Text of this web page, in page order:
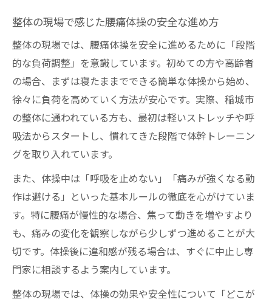
整体の現場で感じた腰痛体操の安全な進め方
整体の現場では、腰痛体操を安全に進めるために「段階
的な負荷調整」を意識しています。初めての方や高齢者
の場合、まずは寝たままでできる簡単な体操から始め、
徐々に負荷を高めていく方法が安心です。実際、稲城市
の整体に通われている方も、最初は軽いストレッチや呼
吸法からスタートし、慣れてきた段階で体幹トレーニン
グを取り入れています。
また、体操中は「呼吸を止めない」「痛みが強くなる動
作は避ける」といった基本ルールの徹底を心がけていま
す。特に腰痛が慢性的な場合、焦って動きを増やすより
も、痛みの変化を観察しながら少しずつ進めることが大
切です。体操後に違和感が残る場合は、すぐに中止し専
門家に相談するよう案内しています。
整体の現場では、体操の効果や安全性について「どこが